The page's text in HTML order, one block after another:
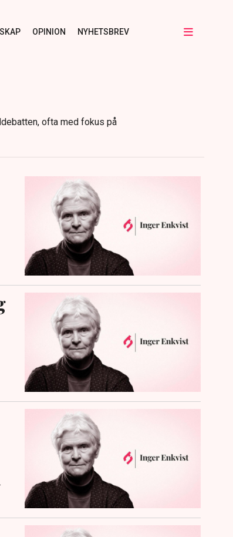
OPINION NYHETSBREV
ofta med fokus på